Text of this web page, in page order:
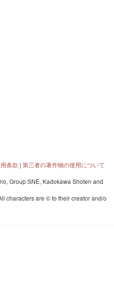
条款 | 第三者の著作物の使用について
Group SNE, Kadokawa Shoten and
characters are © to their creator and/o